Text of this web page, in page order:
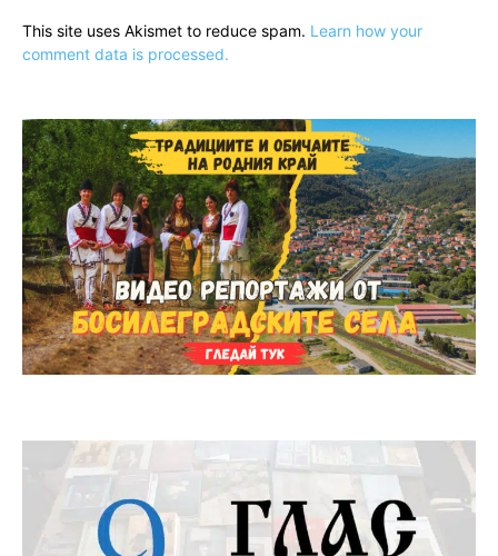
This site uses Akismet to reduce spam. Learn how your
comment data is processed.